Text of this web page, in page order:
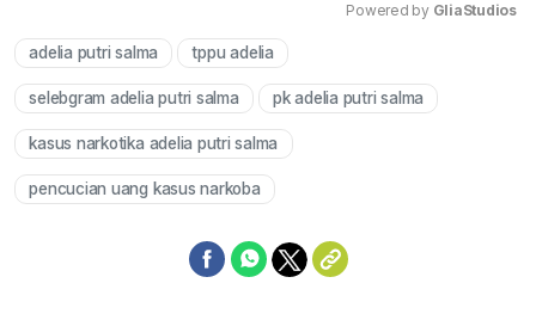
Powered by GliaStudios
adelia putri salma tppu adelia
selebgram adelia putri salma pk adelia putri salma
kasus narkotika adelia putri salma
pencucian uang kasus narkoba